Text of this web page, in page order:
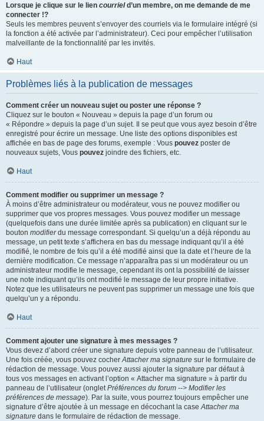
Lorsque je clique sur le lien courrield’un membre, on me demande de me
connecter !?
Seuls les membres peuvent s’envoyer des courriels via le formulaire intégré (si
la fonction a été activée par l’administrateur). Ceci pour empêcher l’utilisation
malveillante de la fonctionnalité par les invités.
Haut
Problèmes liés à la publication de messages
Comment créer un nouveau sujet ou poster une réponse ?
Cliquez sur le bouton « Nouveau » depuis la page d’un forum ou
« Répondre » depuis la page d’un sujet. Il se peut que vous ayez besoin d’être
enregistré pour écrire un message. Une liste des options disponibles est
affichée en bas de page des forums, exemple : Vous pouvez poster de
nouveaux sujets, Vous pouvez joindre des fichiers, etc.
Haut
Comment modifier ou supprimer un message ?
À moins d’être administrateur ou modérateur, vous ne pouvez modifier ou
supprimer que vos propres messages. Vous pouvez modifier un message
(quelquefois dans une durée limitée après sa publication) en cliquant sur le
bouton modifierdu message correspondant. Si quelqu’un a déjà répondu au
message, un petit texte s’affichera en bas du message indiquant qu’il a été
modifié, le nombre de fois qu’il a été modifié ainsi que la date et l’heure de la
dernière modification. Ce message n’apparaîtra pas si un modérateur ou un
administrateur modifie le message, cependant ils ont la possibilité de laisser
une note indiquant qu’ils ont modifié le message de leur propre initiative.
Notez que les utilisateurs ne peuvent pas supprimer un message une fois que
quelqu’un y a répondu.
Haut
Comment ajouter une signature à mes messages ?
Vous devez d’abord créer une signature depuis votre panneau de l’utilisateur.
Une fois créée, vous pouvez cocherAttacher ma signature sur le formulaire de
rédaction de message. Vous pouvez aussi ajouter la signature par défaut à
tous vos messages en activant l’option « Attacher ma signature » à partir du
panneau de l’utilisateur (ongletPréférences du forum --> Modifier les
préférences de message). Par la suite, vous pourrez toujours empêcher une
signature d’être ajoutée à un message en décochant la caseAttacher ma
signature dans le formulaire de rédaction de message.